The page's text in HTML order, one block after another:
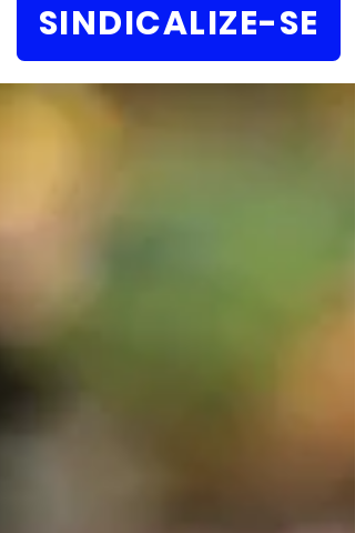
SINDICALIZE-SE